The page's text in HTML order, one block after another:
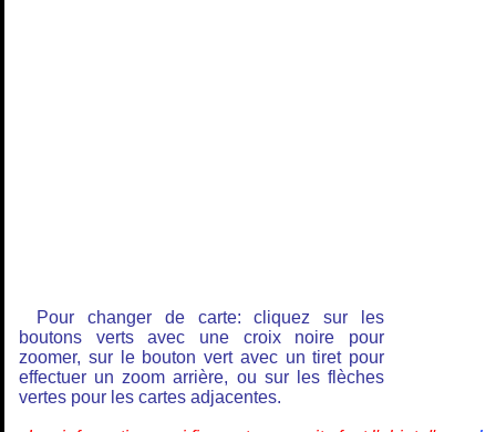
Pour changer de carte: cliquez sur les
boutons verts avec une croix noire pour
zoomer, sur le bouton vert avec un tiret pour
effectuer un zoom arrière, ou sur les flèches
vertes pour les cartes adjacentes.